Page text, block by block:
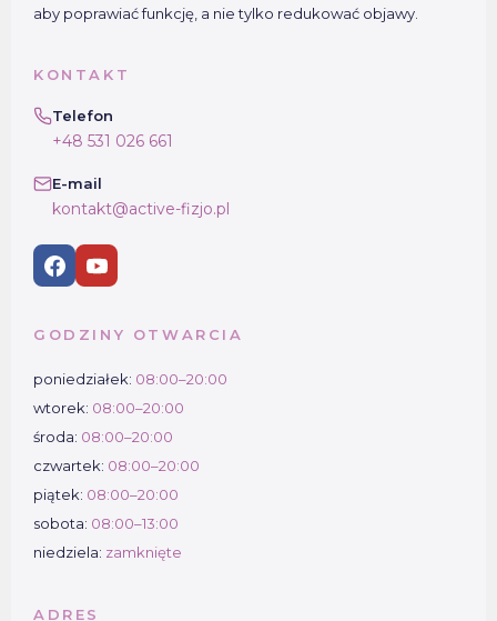
aby poprawiać funkcję, a nie tylko redukować objawy.
KONTAKT
Telefon
+48 531 026 661
E-mail
kontakt@active-fizjo.pl
GODZINY OTWARCIA
poniedziałek: 08:00–20:00
wtorek: 08:00–20:00
środa: 08:00–20:00
czwartek: 08:00–20:00
piątek: 08:00–20:00
sobota: 08:00–13:00
niedziela: zamknięte
ADRES